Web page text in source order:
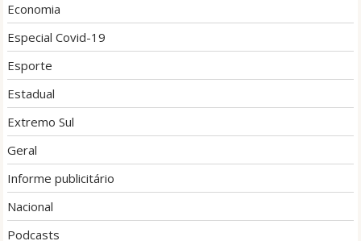
Economia
Especial Covid-19
Esporte
Estadual
Extremo Sul
Geral
Informe publicitário
Nacional
Podcasts